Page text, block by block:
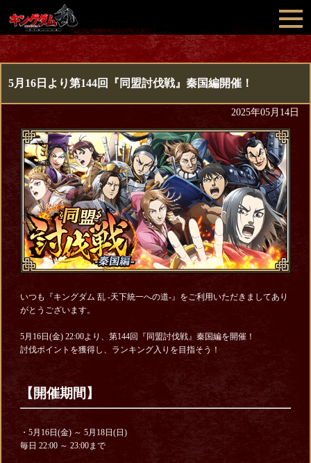
5月16日より第144回『同盟討伐戦』秦国編開催！
2025年05月14日
いつも『キングダム 乱 -天下統一への道-』をご利用いただきましてあり
がとうございます。
5月16日(金) 22:00より、第144回『同盟討伐戦』秦国編を開催！
討伐ポイントを獲得し、ランキング入りを目指そう！
【開催期間】
・5月16日(金) ～ 5月18日(日)
毎日 22:00 ～ 23:00まで